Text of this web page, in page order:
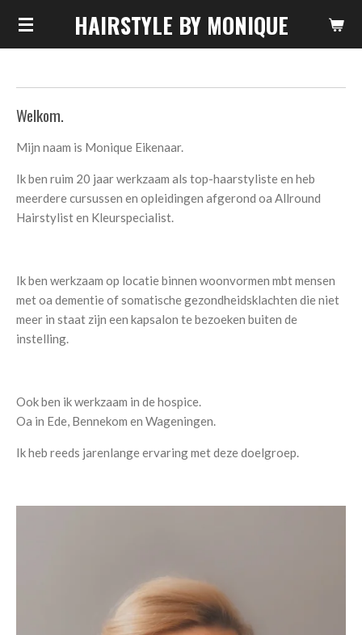
Ga
direct
HAIRSTYLE BY MONIQUE
Welkom.
Mijn naam is Monique Eikenaar.
Ik ben ruim 20 jaar werkzaam als top-haarstyliste en heb
meerdere cursussen en opleidingen afgerond oa Allround
Hairstylist en Kleurspecialist.
Ik ben werkzaam op locatie binnen woonvormen mbt mensen
met oa dementie of somatische gezondheidsklachten die niet
meer in staat zijn een kapsalon te bezoeken buiten de
instelling.
Ook ben ik werkzaam in de hospice.
Oa in Ede, Bennekom en Wageningen.
Ik heb reeds jarenlange ervaring met deze doelgroep.